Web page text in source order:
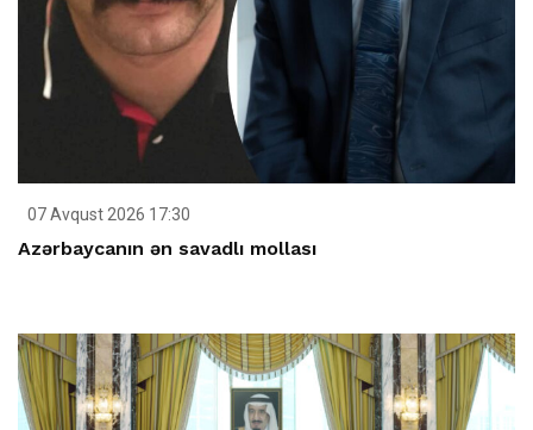
07 Avqust 2026 17:30
Azərbaycanın ən savadlı mollası